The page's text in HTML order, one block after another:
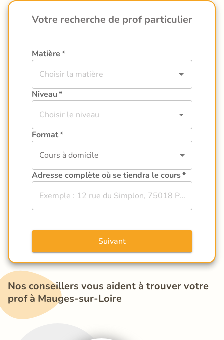
Votre recherche de prof particulier
Matière*
Niveau*
Format*
Cours à domicile
Adresse complète où se tiendra le cours*
Suivant
Nos conseillers vous aident à trouver votre
prof à Mauges-sur-Loire